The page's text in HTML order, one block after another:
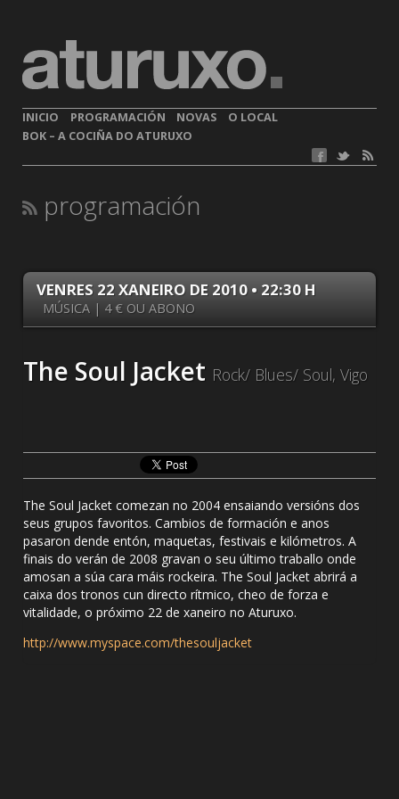
INICIO PROGRAMACIÓN NOVAS
O LOCAL
BOK – A COCIÑA DO ATURUXO
programación
VENRES 22 XANEIRO DE 2010 • 22:30 H
MÚSICA | 4 € OU ABONO
The Soul Jacket Rock/ Blues/ Soul, Vigo
The Soul Jacket comezan no 2004 ensaiando versións dos
seus grupos favoritos. Cambios de formación e anos
pasaron dende entón, maquetas, festivais e kilómetros. A
finais do verán de 2008 gravan o seu último traballo onde
amosan a súa cara máis rockeira. The Soul Jacket abrirá a
caixa dos tronos cun directo rítmico, cheo de forza e
vitalidade, o próximo 22 de xaneiro no Aturuxo.
http://www.myspace.com/thesouljacket